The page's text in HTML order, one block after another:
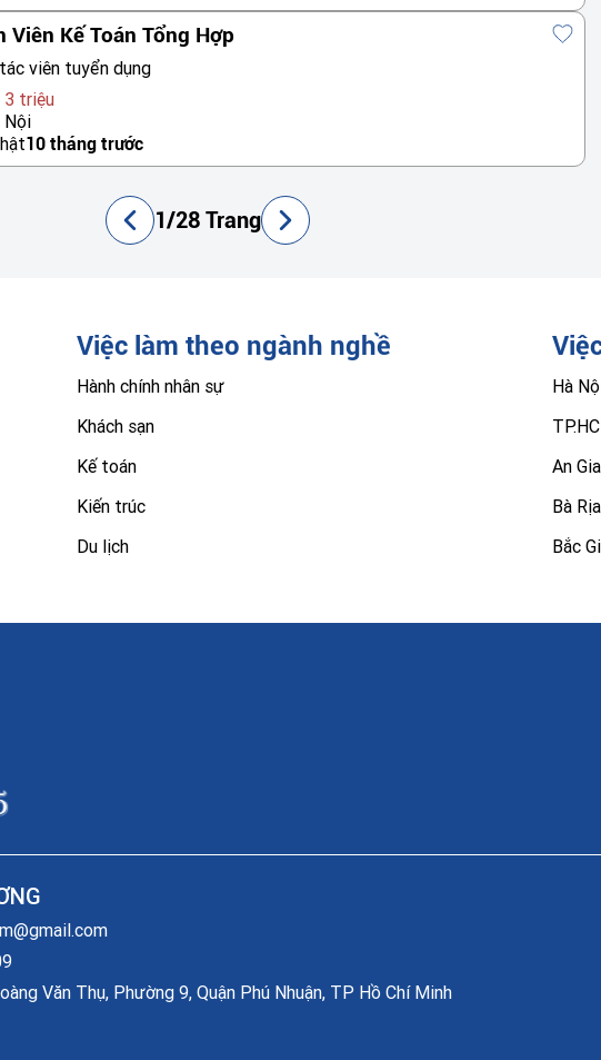
Viên Kế Toán Tổng Hợp
viên tuyển dụng
3 triệu
Nội
10 tháng trước
1/28 Trang
Việc làm theo ngành nghề
Hành chính nhân sự
Khách sạn
Kế toán
Kiến trúc
Du lịch
Hà
An
Bà
Bắc
Văn Thụ, Phường 9, Quận Phú Nhuận, TP Hồ Chí Minh